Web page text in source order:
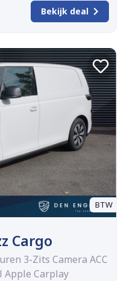
Bekijk deal
BTW
Cargo
3-Zits Camera ACC
Apple Carplay